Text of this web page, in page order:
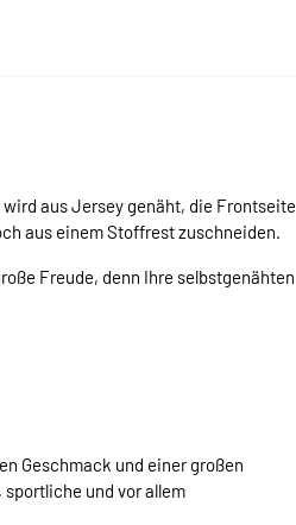
aus Jersey genäht, die Frontseite
aus einem Stoffrest zuschneiden.
Freude, denn Ihre selbstgenähten
Geschmack und einer großen
und vor allem